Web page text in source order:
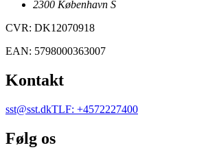
2300 København S
CVR: DK12070918
EAN: 5798000363007
Kontakt
sst@sst.dkTLF: +4572227400
Følg os